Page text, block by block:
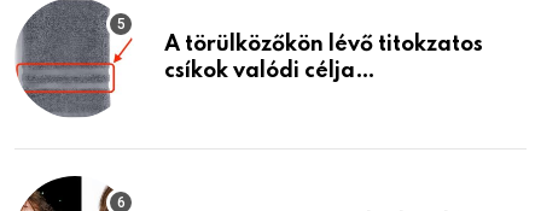
A törülközőkön lévő titokzatos
csíkok valódi célja…